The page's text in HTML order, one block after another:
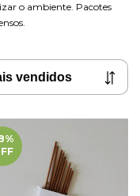
o ambiente. Pacotes
%